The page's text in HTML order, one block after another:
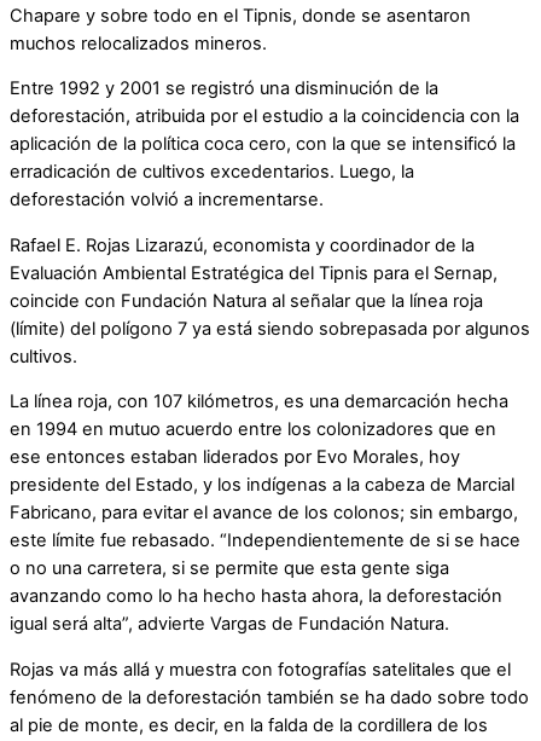
Chapare y sobre todo en el Tipnis, donde se asentaron
muchos relocalizados mineros.
Entre 1992 y 2001 se registró una disminución de la
deforestación, atribuida por el estudio a la coincidencia con la
aplicación de la política coca cero, con la que se intensificó la
erradicación de cultivos excedentarios. Luego, la
deforestación volvió a incrementarse.
Rafael E. Rojas Lizarazú, economista y coordinador de la
Evaluación Ambiental Estratégica del Tipnis para el Sernap,
coincide con Fundación Natura al señalar que la línea roja
(límite) del polígono 7 ya está siendo sobrepasada por algunos
cultivos.
La línea roja, con 107 kilómetros, es una demarcación hecha
en 1994 en mutuo acuerdo entre los colonizadores que en
ese entonces estaban liderados por Evo Morales, hoy
presidente del Estado, y los indígenas a la cabeza de Marcial
Fabricano, para evitar el avance de los colonos; sin embargo,
este límite fue rebasado. “Independientemente de si se hace
o no una carretera, si se permite que esta gente siga
avanzando como lo ha hecho hasta ahora, la deforestación
igual será alta”, advierte Vargas de Fundación Natura.
Rojas va más allá y muestra con fotografías satelitales que el
fenómeno de la deforestación también se ha dado sobre todo
al pie de monte, es decir, en la falda de la cordillera de los